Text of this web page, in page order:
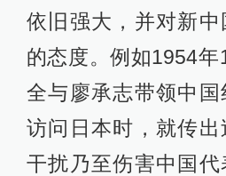
依旧强大，并对新
的态度。例如1954
全与廖承志带领中国
访问日本时，就传出
干扰乃至伤害中国代